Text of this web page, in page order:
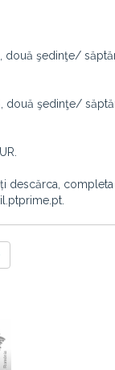
şedinţe/
două şedinţe/
descărca,